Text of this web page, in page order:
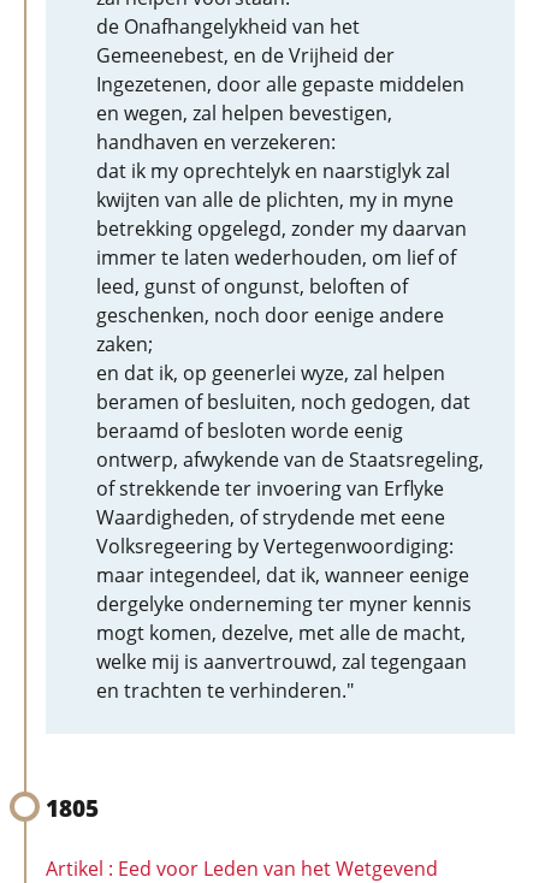
de Onafhangelykheid van het
Gemeenebest, en de Vrijheid der
Ingezetenen, door alle gepaste middelen
en wegen, zal helpen bevestigen,
handhaven en verzekeren:
dat ik my oprechtelyk en naarstiglyk zal
kwijten van alle de plichten, my in myne
betrekking opgelegd, zonder my daarvan
immer te laten wederhouden, om lief of
leed, gunst of ongunst, beloften of
geschenken, noch door eenige andere
zaken;
en dat ik, op geenerlei wyze, zal helpen
beramen of besluiten, noch gedogen, dat
beraamd of besloten worde eenig
ontwerp, afwykende van de Staatsregeling,
of strekkende ter invoering van Erflyke
Waardigheden, of strydende met eene
Volksregeering by Vertegenwoordiging:
maar integendeel, dat ik, wanneer eenige
dergelyke onderneming ter myner kennis
mogt komen, dezelve, met alle de macht,
welke mij is aanvertrouwd, zal tegengaan
en trachten te verhinderen."
1805
Artikel : Eed voor Leden van het Wetgevend